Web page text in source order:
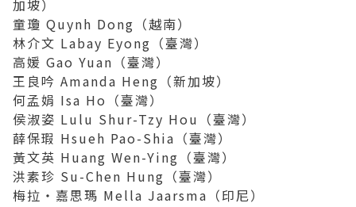
加坡）
童瓊 Quynh Dong（越南）
林介文 Labay Eyong（臺灣）
高媛 Gao Yuan（臺灣）
王良吟 Amanda Heng（新加坡）
何孟娟 Isa Ho（臺灣）
侯淑姿 Lulu Shur-Tzy Hou（臺灣）
薛保瑕 Hsueh Pao-Shia（臺灣）
黃文英 Huang Wen-Ying（臺灣）
洪素珍 Su-Chen Hung（臺灣）
梅拉・嘉思瑪 Mella Jaarsma（印尼）